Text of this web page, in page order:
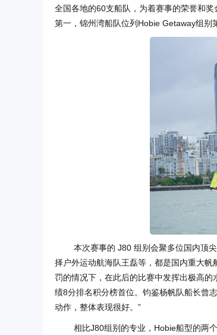
全国各地的60支船队，为着赛事的荣誉和
第一，锦州湾船队位列Hobie Getaway组别
本次赛事的 J80 组别会聚多位国内顶
择户外运动航海队王磊等，都是国内重大
罚的情况下，在此后的比赛中发挥出极高
绩8分排名积分榜首位。钧鉴杨帆队船长曾
动作，整体表现很好。”
相比J80组别的专业，Hobie船型的两